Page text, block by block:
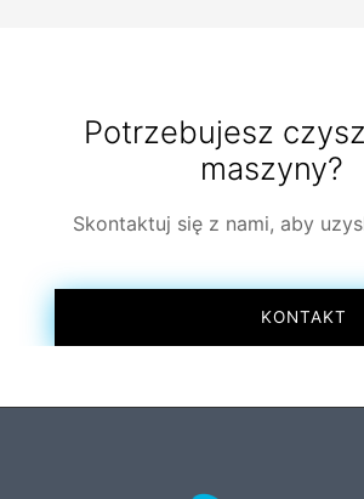
Potrzebujesz
maszyny?
Skontaktuj się z nami, aby
KONTAKT